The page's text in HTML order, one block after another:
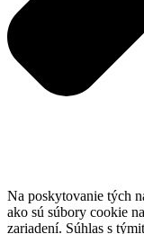
Na poskytovanie tých
ako sú súbory cookie
zariadení. Súhlas s